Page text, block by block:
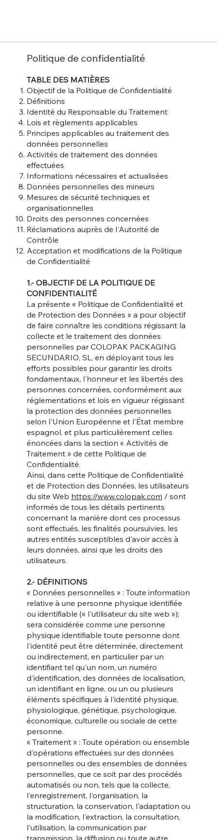
Politique de confidentialité
TABLE DES MATIÈRES
Objectif de la Politique de Confidentialité
Définitions
Identité du Responsable du Traitement
Lois et règlements applicables
Principes applicables au traitement des
données personnelles
Activités de traitement des données
effectuées
Informations nécessaires et actualisées
Données personnelles des mineurs
Mesures de sécurité techniques et
organisationnelles
Droits des personnes concernées
Réclamations auprès de l'Autorité de
Contrôle
Acceptation et modifications de la Politique
de Confidentialité
1.- OBJECTIF DE LA POLITIQUE DE
CONFIDENTIALITÉ
La présente « Politique de Confidentialité et
de Protection des Données » a pour objectif
de faire connaître les conditions régissant la
collecte et le traitement des données
personnelles par COLOPAK PACKAGING
SECUNDARIO, SL, en déployant tous les
efforts possibles pour garantir les droits
fondamentaux, l'honneur et les libertés des
personnes concernées, conformément aux
réglementations et lois en vigueur régissant
la protection des données personnelles
selon l'Union Européenne et l'État membre
espagnol, et plus particulièrement celles
énoncées dans la section « Activités de
Traitement » de cette Politique de
Confidentialité.
Ainsi, dans cette Politique de Confidentialité
et de Protection des Données, les utilisateurs
du site Web https://www.colopak.com / sont
informés de tous les détails pertinents
concernant la manière dont ces processus
sont effectués, les finalités poursuivies, les
autres entités susceptibles d'avoir accès à
leurs données, ainsi que les droits des
utilisateurs.
2.- DÉFINITIONS
« Données personnelles » : Toute information
relative à une personne physique identifiée
ou identifiable (« l'utilisateur du site web »);
sera considérée comme une personne
physique identifiable toute personne dont
l'identité peut être déterminée, directement
ou indirectement, en particulier par un
identifiant tel qu'un nom, un numéro
d'identification, des données de localisation,
un identifiant en ligne, ou un ou plusieurs
éléments spécifiques à l'identité physique,
physiologique, génétique, psychologique,
économique, culturelle ou sociale de cette
personne.
« Traitement » : Toute opération ou ensemble
d'opérations effectuées sur des données
personnelles ou des ensembles de données
personnelles, que ce soit par des procédés
automatisés ou non, tels que la collecte,
l'enregistrement, l'organisation, la
structuration, la conservation, l'adaptation ou
la modification, l'extraction, la consultation,
l'utilisation, la communication par
transmission, la diffusion ou toute autre